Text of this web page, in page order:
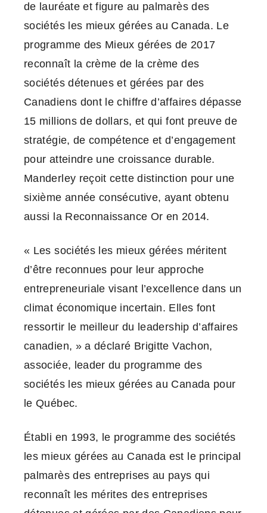
de lauréate et figure au palmarès des
sociétés les mieux gérées au Canada. Le
programme des Mieux gérées de 2017
reconnaît la crème de la crème des
sociétés détenues et gérées par des
Canadiens dont le chiffre d’affaires dépasse
15 millions de dollars, et qui font preuve de
stratégie, de compétence et d’engagement
pour atteindre une croissance durable.
Manderley reçoit cette distinction pour une
sixième année consécutive, ayant obtenu
aussi la Reconnaissance Or en 2014.
« Les sociétés les mieux gérées méritent
d’être reconnues pour leur approche
entrepreneuriale visant l’excellence dans un
climat économique incertain. Elles font
ressortir le meilleur du leadership d’affaires
canadien, » a déclaré Brigitte Vachon,
associée, leader du programme des
sociétés les mieux gérées au Canada pour
le Québec.
Établi en 1993, le programme des sociétés
les mieux gérées au Canada est le principal
palmarès des entreprises au pays qui
reconnaît les mérites des entreprises